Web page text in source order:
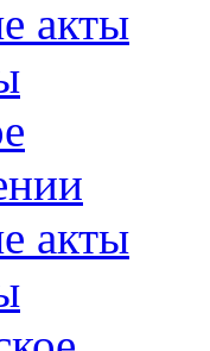
акты
акты